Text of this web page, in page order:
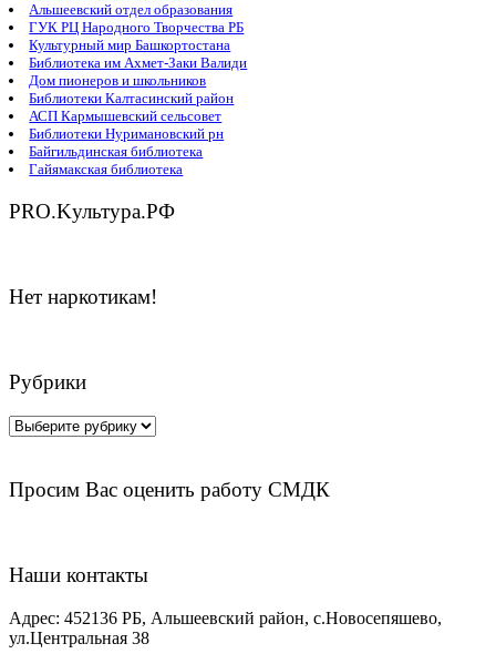
Альшеевский отдел образования
ГУК РЦ Народного Творчества РБ
Культурный мир Башкортостана
Библиотека им Ахмет-Заки Валиди
Дом пионеров и школьников
Библиотеки Калтасинский район
АСП Кармышевский сельсовет
Библиотеки Нуримановский рн
Байгильдинская библиотека
Гайямакская библиотека
PRO.Kультура.РФ
Нет наркотикам!
Рубрики
Рубрики
Просим Вас оценить работу СМДК
Наши контакты
Адрес: 452136 РБ, Альшеевский район, с.Новосепяшево,
ул.Центральная 38